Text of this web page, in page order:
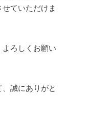
ていただけま
ろしくお願い
誠にありがと